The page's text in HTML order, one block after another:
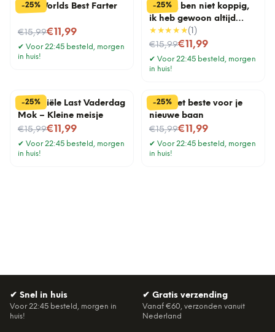
-25%
Mok Worlds Best Farter
€15,99
Nu voor€11,99
✔ Voor 22:45 besteld, morgen
in huis!
-25%
Mok Ik ben niet koppig,
ik heb gewoon altijd
gelijk
★★★★★( 1 )
€15,99
Nu voor€11,99
✔ Voor 22:45 besteld, morgen
in huis!
-25%
Financiële Last Vaderdag
Mok – Kleine meisje
€15,99
Nu voor€11,99
✔ Voor 22:45 besteld, morgen
in huis!
-25%
Mok Het beste voor je
nieuwe baan
€15,99
Nu voor€11,99
✔ Voor 22:45 besteld, morgen
in huis!
✔ Snel in huis
Voor 22:45 besteld, morgen in
huis!
✔ Gratis verzending
Vanaf €60, verzonden vanuit
Nederland